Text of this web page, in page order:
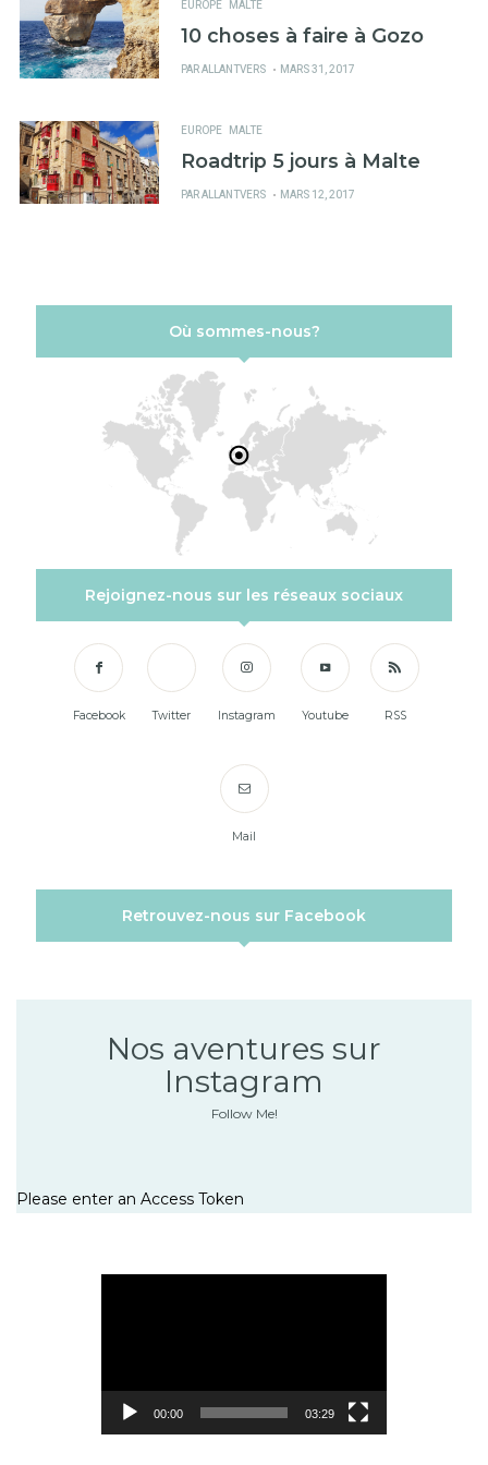
EUROPE MALTE
10 choses à faire à Gozo
PARALLANTVERS
PUBLIÉ
MARS 31, 2017
EUROPE MALTE
Roadtrip 5 jours à Malte
PARALLANTVERS
PUBLIÉ
MARS 12, 2017
Où sommes-nous?
Rejoignez-nous sur les réseaux sociaux
Facebook Twitter Instagram Youtube RSS
Mail
Retrouvez-nous sur Facebook
Nos aventures sur
Instagram
Follow Me!
Please enter an Access Token
00:00 03:29